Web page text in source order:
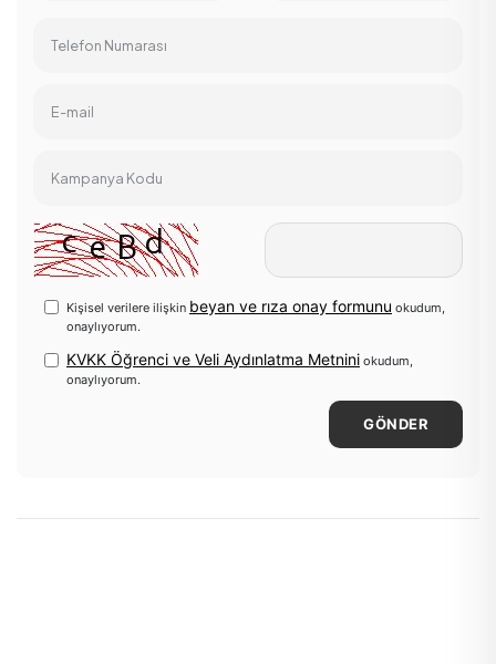
Telefon Numarası
E-mail
Kampanya Kodu
Kişisel verilere ilişkin beyan ve rıza onay formunu okudum,
onaylıyorum.
KVKK Öğrenci ve Veli Aydınlatma Metnini okudum,
onaylıyorum.
GÖNDER